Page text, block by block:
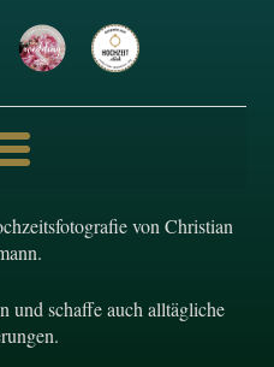
von Christian
und schaffe auch alltägliche